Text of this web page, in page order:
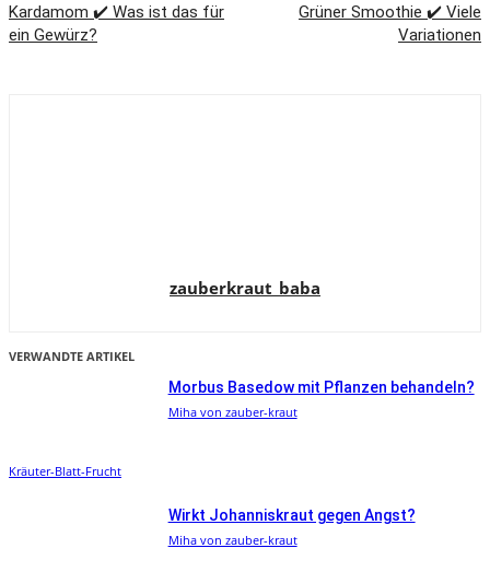
Kardamom ✔️ Was ist das für
ein Gewürz?
Grüner Smoothie ✔️ Viele
Variationen
zauberkraut_baba
VERWANDTE ARTIKEL
Kräuter-Blatt-Frucht
Morbus Basedow mit Pflanzen behandeln?
Miha von zauber-kraut
Wirkt Johanniskraut gegen Angst?
Miha von zauber-kraut